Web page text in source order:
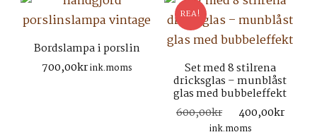
Bordslampa i porslin
700,00krink.moms
REA!
Set med 8 stilrena
dricksglas – munblåst
glas med bubbeleffekt
600,00kr
Det
ursprungliga
400,00kr
ink.moms